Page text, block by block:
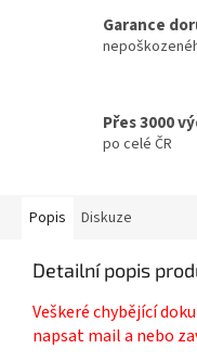
Garance
Přes 3000
po celé ČR
Popis Diskuze
Detailní popis
Veškeré chybějící
napsat mail a nebo